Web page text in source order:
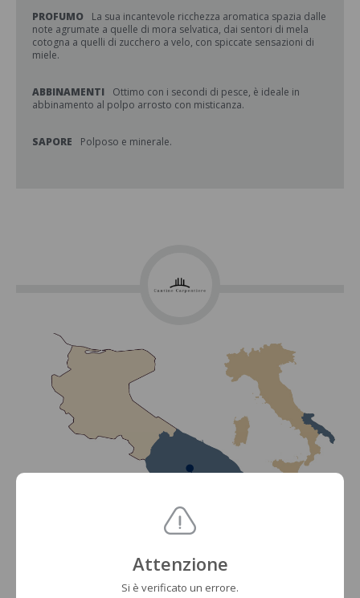
PROFUMO
La sua incantevole ricchezza aromatica spazia dalle
note agrumate a quelle di mora selvatica, dai sentori di mela
cotogna a quelli di zucchero a velo, con spiccate sensazioni di
miele.
ABBINAMENTI
Ottimo con i secondi di pesce, è ideale in
abbinamento al polpo arrosto con misticanza.
SAPORE Polposo e minerale.
Attenzione
Si è verificato un errore.